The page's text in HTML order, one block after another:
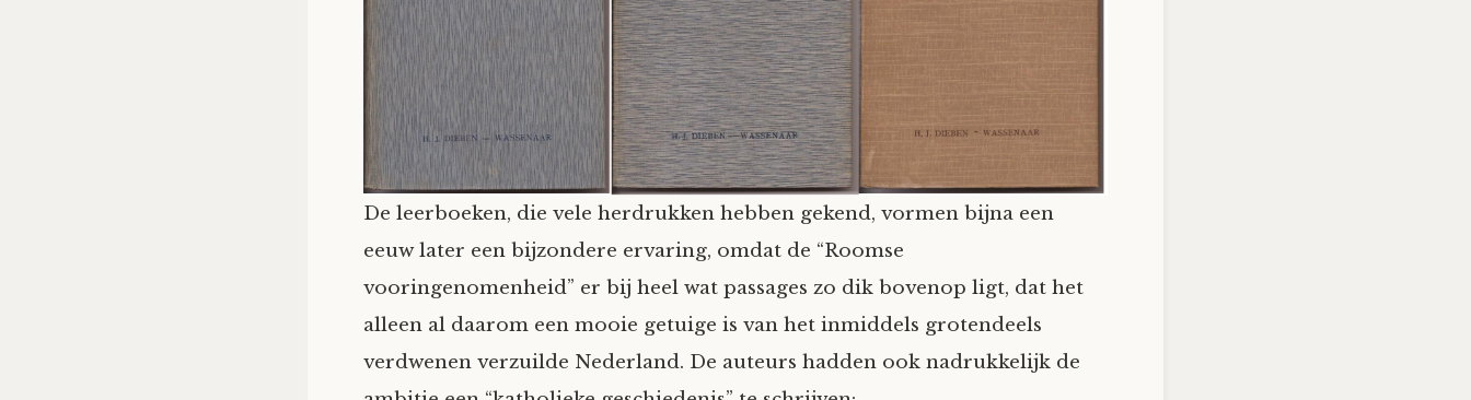
De leerboeken, die vele herdrukken hebben gekend, vormen bijna een
eeuw later een bijzondere ervaring, omdat de “Roomse
vooringenomenheid” er bij heel wat passages zo dik bovenop ligt, dat het
alleen al daarom een mooie getuige is van het inmiddels grotendeels
verdwenen verzuilde Nederland. De auteurs hadden ook nadrukkelijk de